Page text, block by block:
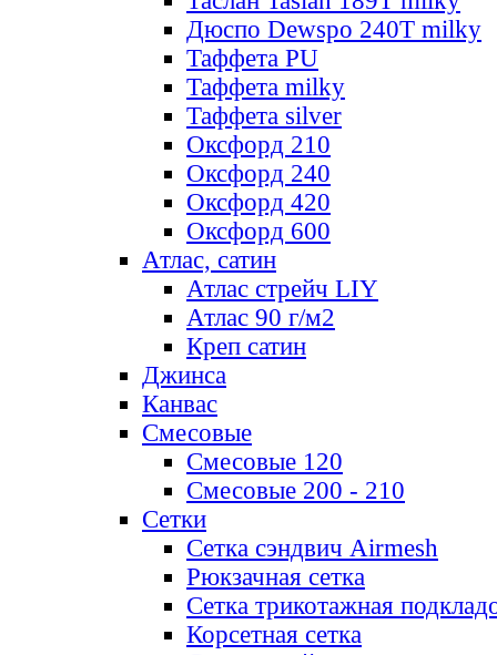
Дюспо Dewspo 240T milky
Таффета PU
Таффета milky
Таффета silver
Оксфорд 210
Оксфорд 240
Оксфорд 420
Оксфорд 600
Атлас, сатин
Атлас стрейч LIY
Атлас 90 г/м2
Креп сатин
Джинса
Канвас
Смесовые
Смесовые 120
Смесовые 200 - 210
Сетки
Сетка сэндвич Airmesh
Рюкзачная сетка
Сетка трикотажная
Корсетная сетка